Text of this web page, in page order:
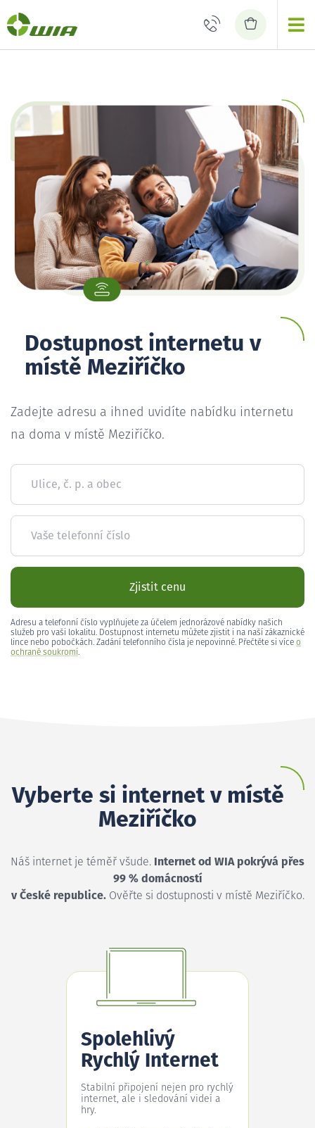
Dostupnost internetu v
místě Meziříčko
Zadejte adresu a ihned uvidíte nabídku internetu
na doma v místě Meziříčko.
Ulice, č. p. a obec
Vaše telefonní číslo
Zjistit cenu
Adresu a telefonní číslo vyplňujete za účelem jednorázové nabídky našich
služeb pro vaši lokalitu. Dostupnost internetu můžete zjistit i na naší zákaznické
lince nebo pobočkách. Zadání telefonního čísla je nepovinné. Přečtěte si více o
ochraně soukromí.
Vyberte si internet v místě
Meziříčko
Náš internet je téměř všude. Internet od WIA pokrývá přes
99 % domácností
v České republice.Ověřte si dostupnosti v místě Meziříčko.
Spolehlivý
Rychlý Internet
Stabilní připojení nejen pro rychlý
internet, ale i sledování videí a
hry.